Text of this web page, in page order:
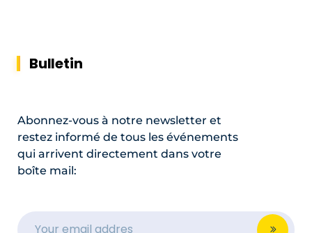
Bulletin
Abonnez-vous à notre newsletter et
restez informé de tous les événements
qui arrivent directement dans votre
boîte mail: